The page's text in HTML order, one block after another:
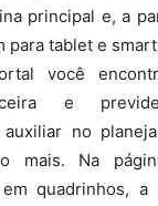
principal e, a
para tablet e
você
e
no
mais. Na
quadrinhos, a